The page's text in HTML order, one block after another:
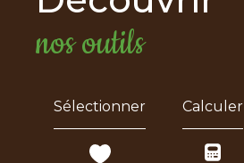
nos outils
Sélectionner Calculer